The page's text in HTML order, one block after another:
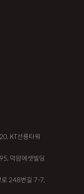
KT선릉타워
덕암에셋빌딩
로 248번길 7-7,